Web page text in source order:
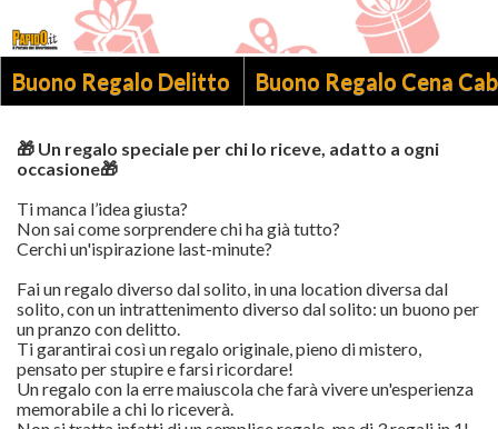
Buono Regalo Delitto Buono Regalo Cena
🎁 Un regalo speciale per chi lo riceve, adatto a ogni
occasione🎁
Ti manca l’idea giusta?
Non sai come sorprendere chi ha già tutto?
Cerchi un'ispirazione last-minute?
Fai un regalo diverso dal solito, in una location diversa dal
solito, con un intrattenimento diverso dal solito: un buono per
un pranzo con delitto.
Ti garantirai così un regalo originale, pieno di mistero,
pensato per stupire e farsi ricordare!
Un regalo con la erre maiuscola che farà vivere un'esperienza
memorabile a chi lo riceverà.